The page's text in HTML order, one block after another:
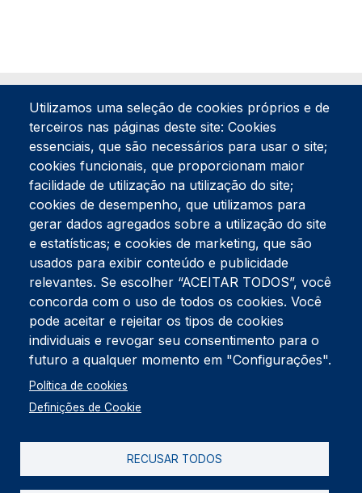
Tel:234 390 100Fax:234 390 100
Endereço Postal
Apartado 42
Rua Gil Eanes 31
3834-908 Gafanha da Nazaré
Estúdios
Rua Prior Guerra
Edifício do Centro Cultural da Gafanha da Nazaré
3830-556 Gafanha da Nazaré
Rodapé
Cookies
Política de Privacidade
Utilizamos uma seleção de cookies próprios e de
terceiros nas páginas deste site: Cookies
essenciais, que são necessários para usar o site;
cookies funcionais, que proporcionam maior
facilidade de utilização na utilização do site;
cookies de desempenho, que utilizamos para
gerar dados agregados sobre a utilização do site
e estatísticas; e cookies de marketing, que são
usados para exibir conteúdo e publicidade
relevantes. Se escolher “ACEITAR TODOS”, você
concorda com o uso de todos os cookies. Você
pode aceitar e rejeitar os tipos de cookies
individuais e revogar seu consentimento para o
futuro a qualquer momento em "Configurações".
Política de cookies
Definições de Cookie
RECUSAR TODOS